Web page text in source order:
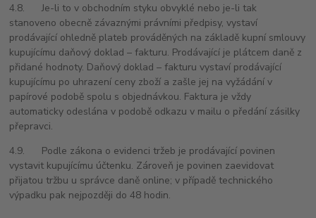
4.8. Je-li to v obchodním styku obvyklé nebo je-li tak
stanoveno obecně závaznými právními předpisy, vystaví
prodávající ohledně plateb prováděných na základě kupní smlouvy
kupujícímu daňový doklad – fakturu. Prodávající je plátcem daně z
přidané hodnoty. Daňový doklad – fakturu vystaví prodávající
kupujícímu po uhrazení ceny zboží a zašle jej na vyžádání v
papírové podobě spolu s objednávkou. Faktura je vždy
automaticky odeslána v podobě odkazu v mailu o předání zásilky
přepravci.
4.9. Podle zákona o evidenci tržeb je prodávající povinen
vystavit kupujícímu účtenku. Zároveň je povinen zaevidovat
přijatou tržbu u správce daně online; v případě technického
výpadku pak nejpozději do 48 hodin.